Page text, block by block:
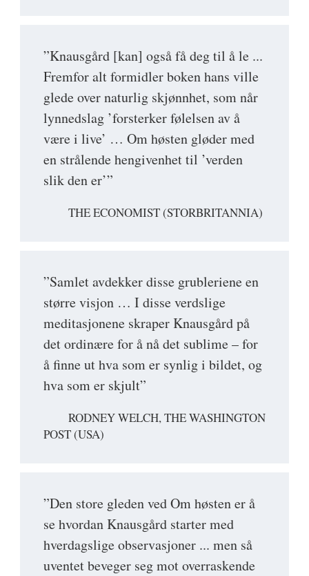
”Knausgård [kan] også få deg til å le ...
Fremfor alt formidler boken hans ville
glede over naturlig skjønnhet, som når
lynnedslag ’forsterker følelsen av å
være i live’ … Om høsten gløder med
en strålende hengivenhet til ’verden
slik den er’”
THE ECONOMIST (STORBRITANNIA)
”Samlet avdekker disse grubleriene en
større visjon … I disse verdslige
meditasjonene skraper Knausgård på
det ordinære for å nå det sublime – for
å finne ut hva som er synlig i bildet, og
hva som er skjult”
RODNEY WELCH, THE WASHINGTON
POST (USA)
”Den store gleden ved Om høsten er å
se hvordan Knausgård starter med
hverdagslige observasjoner ... men så
uventet beveger seg mot overraskende